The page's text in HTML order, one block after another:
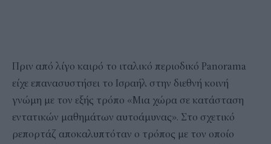
Πριν από λίγο καιρό το ιταλικό περιοδικό Panorama
είχε επανασυστήσει το Ισραήλ στην διεθνή κοινή
γνώμη με τον εξής τρόπο «Μια χώρα σε κατάσταση
εντατικών μαθημάτων αυτοάμυνας». Στο σχετικό
ρεπορτάζ αποκαλυπτόταν ο τρόπος με τον οποίο